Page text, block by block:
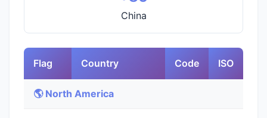
China
Flag Country Code ISO
🌎 North America